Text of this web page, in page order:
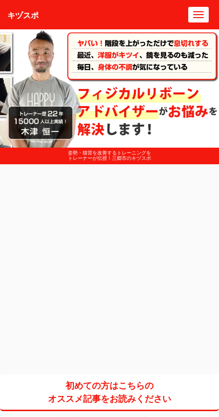
姿勢・猫背を改善するトレーニングを
トレーナーが伝授！三郷市のキヅスポ
キヅスポ
初めての方はこちらの
オススメ記事をお読みください